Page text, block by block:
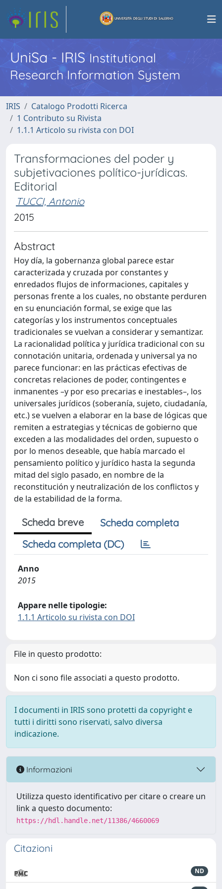
UniSa - IRISInstitutional
Research Information System
IRIS
Catalogo Prodotti Ricerca
1 Contributo su Rivista
1.1.1 Articolo su rivista con DOI
Transformaciones del poder y
subjetivaciones político-jurídicas.
Editorial
TUCCI, Antonio
2015
Abstract
Hoy día, la gobernanza global parece estar
caracterizada y cruzada por constantes y
enredados flujos de informaciones, capitales y
personas frente a los cuales, no obstante perduren
en su enunciación formal, se exige que las
categorías y los instrumentos conceptuales
tradicionales se vuelvan a considerar y semantizar.
La racionalidad política y jurídica tradicional con su
connotación unitaria, ordenada y universal ya no
parece funcionar: en las prácticas efectivas de
concretas relaciones de poder, contingentes e
inmanentes –y por eso precarias e inestables–, los
universales jurídicos (soberanía, sujeto, ciudadanía,
etc.) se vuelven a elaborar en la base de lógicas que
remiten a estrategias y técnicas de gobierno que
exceden a las modalidades del orden, supuesto o
por lo menos deseable, que había marcado el
pensamiento político y jurídico hasta la segunda
mitad del siglo pasado, en nombre de la
reconstitución y neutralización de los conflictos y
de la estabilidad de la forma.
Scheda breve
Scheda completa
Scheda completa (DC)
Anno
2015
Appare nelle tipologie:
1.1.1 Articolo su rivista con DOI
File in questo prodotto:
Non ci sono file associati a questo prodotto.
I documenti in IRIS sono protetti da copyright e
tutti i diritti sono riservati, salvo diversa
indicazione.
Informazioni
Utilizza questo identificativo per citare o creare un
link a questo documento:
https://hdl.handle.net/11386/4660069
Citazioni
ND